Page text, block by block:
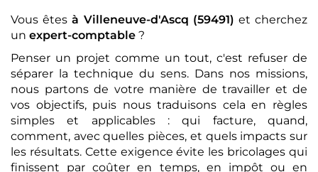
Vous êtesà Villeneuve-d'Ascq (59491) et cherchez
un expert-comptable ?
Penser un projet comme un tout, c'est refuser de
séparer la technique du sens. Dans nos missions,
nous partons de votre manière de travailler et de
vos objectifs, puis nous traduisons cela en règles
simples et applicables : qui facture, quand,
comment, avec quelles pièces, et quels impacts sur
les résultats. Cette exigence évite les bricolages qui
finissent par coûter en temps, en impôt ou en